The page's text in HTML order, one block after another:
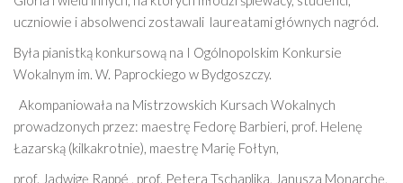
uczniowie i absolwenci zostawali laureatami głównych nagród.
Była pianistką konkursową na I Ogólnopolskim Konkursie
Wokalnym im. W. Paprockiego w Bydgoszczy.
Akompaniowała na Mistrzowskich Kursach Wokalnych
prowadzonych przez: maestrę Fedorę Barbieri, prof. Helenę
Łazarską (kilkakrotnie), maestrę Marię Fołtyn,
prof. Jadwigę Rappé , prof. Petera Tschaplika, Janusza Monarchę,